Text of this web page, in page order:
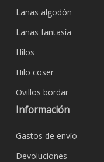
Lanas algodón
Lanas fantasía
Hilos
Hilo coser
Ovillos bordar
Información
Gastos de envío
Devoluciones